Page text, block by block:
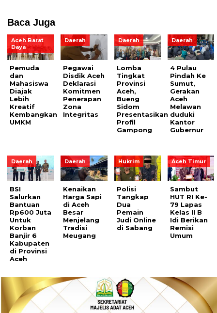
Baca Juga
Aceh Barat
Daya
Pemuda
dan
Mahasiswa
Diajak
Lebih
Kreatif
Kembangkan
UMKM
Daerah
Pegawai
Disdik Aceh
Deklarasi
Komitmen
Penerapan
Zona
Integritas
Daerah
Lomba
Tingkat
Provinsi
Aceh,
Bueng
Sidom
Presentasikan
Profil
Gampong
Daerah
4 Pulau
Pindah Ke
Sumut,
Gerakan
Aceh
Melawan
duduki
Kantor
Gubernur
Daerah
BSI
Salurkan
Bantuan
Rp600 Juta
Untuk
Korban
Banjir 6
Kabupaten
di Provinsi
Aceh
Daerah
Kenaikan
Harga Sapi
di Aceh
Besar
Menjelang
Tradisi
Meugang
Hukrim
Polisi
Tangkap
Dua
Pemain
Judi Online
di Sabang
Aceh Timur
Sambut
HUT RI Ke-
79 Lapas
Kelas II B
Idi Berikan
Remisi
Umum